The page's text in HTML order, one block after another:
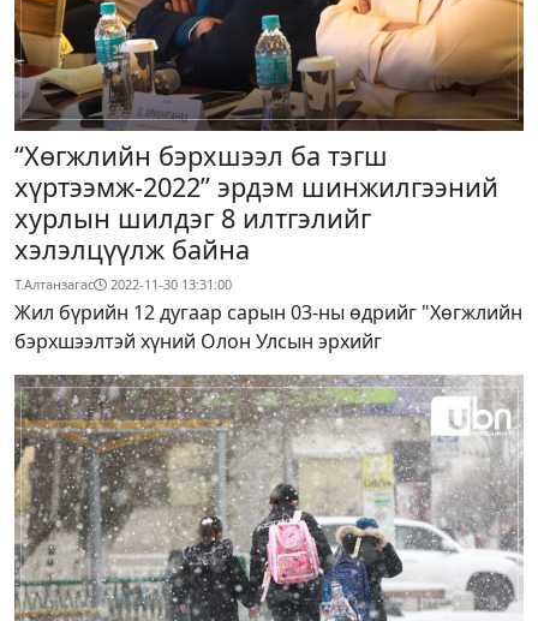
“Хөгжлийн бэрхшээл ба тэгш
хүртээмж-2022” эрдэм шинжилгээний
хурлын шилдэг 8 илтгэлийг
хэлэлцүүлж байна
Т.Алтанзагас 2022-11-30 13:31:00
Жил бүрийн 12 дугаар сарын 03-ны өдрийг "Хөгжлийн
бэрхшээлтэй хүний Олон Улсын эрхийг